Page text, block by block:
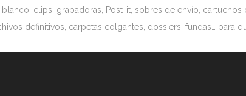
clips, grapadoras, Post-it, sobres de envío, cartuchos
definitivos, carpetas colgantes, dossiers, fundas… para